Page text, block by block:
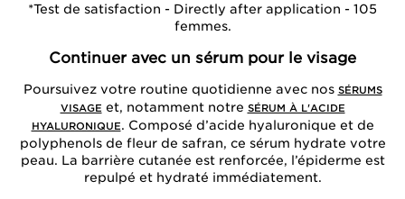
*Test de satisfaction - Directly after application - 105
femmes.
Continuer avec un sérum pour le visage
Poursuivez votre routine quotidienne avec nos SÉRUMS
VISAGE et, notamment notre SÉRUM À L'ACIDE
HYALURONIQUE. Composé d’acide hyaluronique et de
polyphenols de fleur de safran, ce sérum hydrate votre
peau. La barrière cutanée est renforcée, l’épiderme est
repulpé et hydraté immédiatement.